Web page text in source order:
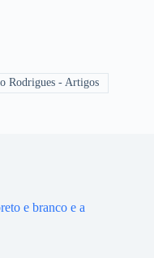
Rodrigues - Artigos
e branco e a